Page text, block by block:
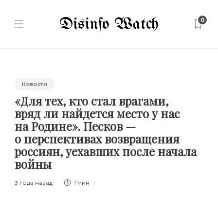
0
Новости
«Для тех, кто стал врагами,
вряд ли найдется место у нас
на Родине». Песков —
о перспективах возвращения
россиян, уехавших после начала
войны
3 года назад 1 мин